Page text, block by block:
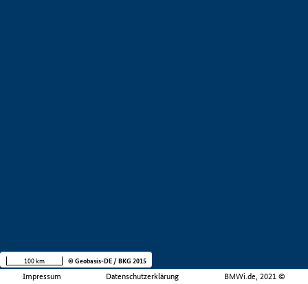
Impressum Datenschutzerklärung BMWi.de, 2021 ©
100 km © Geobasis-DE / BKG 2015